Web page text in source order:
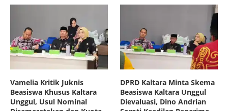
Vamelia Kritik Juknis
Beasiswa Khusus Kaltara
Unggul, Usul Nominal
DPRD Kaltara Minta Skema
Beasiswa Kaltara Unggul
Dievaluasi, Dino Andrian